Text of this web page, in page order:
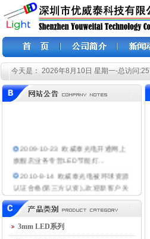
今天是： 2026年8月10日 星期一-总访问
2009-10-23 欧威泰光电开通网上
旗舰店业务专营LED节能灯...
2010-8-14 欧威泰光电被环球资源
认证合格(第三方认资),,欢迎新客户关
注...
2010-11-14 公司讨论决定在义乌
建立销售窗口和旗舰店...
3mm LED系列